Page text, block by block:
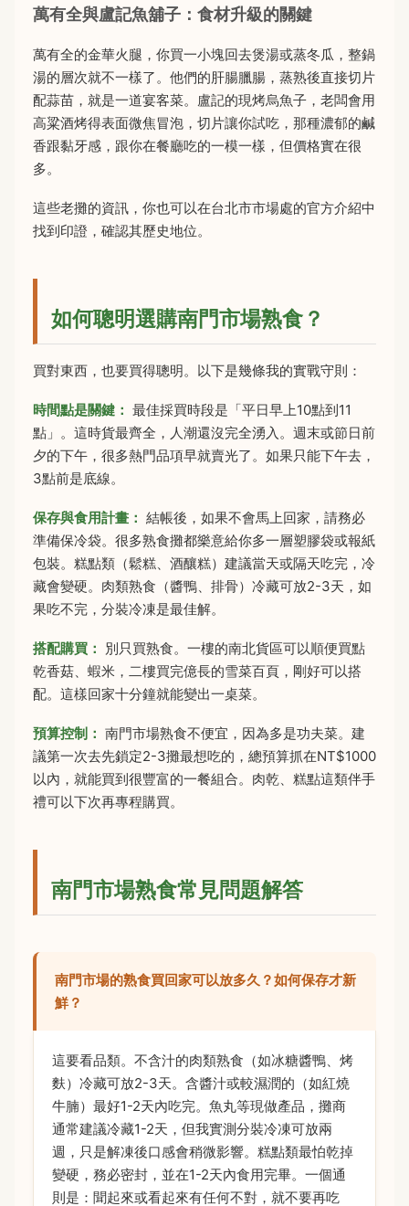
萬有全與盧記魚舖子：食材升級的關鍵
萬有全的金華火腿，你買一小塊回去煲湯或蒸冬瓜，整鍋
湯的層次就不一樣了。他們的肝腸臘腸，蒸熟後直接切片
配蒜苗，就是一道宴客菜。盧記的現烤烏魚子，老闆會用
高粱酒烤得表面微焦冒泡，切片讓你試吃，那種濃郁的鹹
香跟黏牙感，跟你在餐廳吃的一模一樣，但價格實在很
多。
這些老攤的資訊，你也可以在台北市市場處的官方介紹中
找到印證，確認其歷史地位。
如何聰明選購南門市場熟食？
買對東西，也要買得聰明。以下是幾條我的實戰守則：
時間點是關鍵： 最佳採買時段是「平日早上10點到11
點」。這時貨最齊全，人潮還沒完全湧入。週末或節日前
夕的下午，很多熱門品項早就賣光了。如果只能下午去，
3點前是底線。
保存與食用計畫： 結帳後，如果不會馬上回家，請務必
準備保冷袋。很多熟食攤都樂意給你多一層塑膠袋或報紙
包裝。糕點類（鬆糕、酒釀糕）建議當天或隔天吃完，冷
藏會變硬。肉類熟食（醬鴨、排骨）冷藏可放2-3天，如
果吃不完，分裝冷凍是最佳解。
搭配購買： 別只買熟食。一樓的南北貨區可以順便買點
乾香菇、蝦米，二樓買完億長的雪菜百頁，剛好可以搭
配。這樣回家十分鐘就能變出一桌菜。
預算控制： 南門市場熟食不便宜，因為多是功夫菜。建
議第一次去先鎖定2-3攤最想吃的，總預算抓在NT$1000
以內，就能買到很豐富的一餐組合。肉乾、糕點這類伴手
禮可以下次再專程購買。
南門市場熟食常見問題解答
南門市場的熟食買回家可以放多久？如何保存才新
鮮？
這要看品類。不含汁的肉類熟食（如冰糖醬鴨、烤
麩）冷藏可放2-3天。含醬汁或較濕潤的（如紅燒
牛腩）最好1-2天內吃完。魚丸等現做產品，攤商
通常建議冷藏1-2天，但我實測分裝冷凍可放兩
週，只是解凍後口感會稍微影響。糕點類最怕乾掉
變硬，務必密封，並在1-2天內食用完畢。一個通
則是：聞起來或看起來有任何不對，就不要再吃